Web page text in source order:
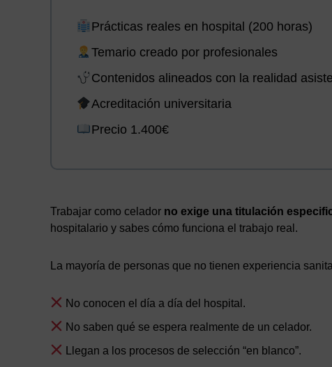
Prácticas reales en hospital (200 horas)
Temario creado por profesionales
Contenidos alineados con la realidad
Acreditación universitaria
Precio 1.400€
Trabajar como celador no exige una titulación
hospitalario y sabes cómo funciona el trabajo real.
La mayoría de personas que no tienen experiencia
No conocen el día a día del hospital.
No saben qué se espera realmente de un celador.
Llegan a los procesos de selección “en blanco”.